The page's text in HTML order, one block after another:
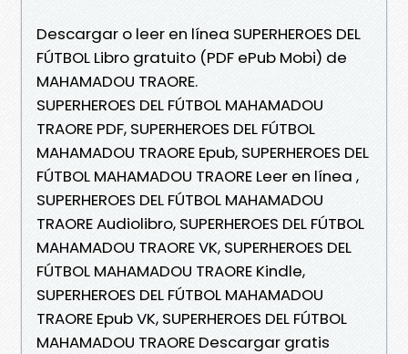
Descargar o leer en línea SUPERHEROES DEL
FÚTBOL Libro gratuito (PDF ePub Mobi) de
MAHAMADOU TRAORE.
SUPERHEROES DEL FÚTBOL MAHAMADOU
TRAORE PDF, SUPERHEROES DEL FÚTBOL
MAHAMADOU TRAORE Epub, SUPERHEROES DEL
FÚTBOL MAHAMADOU TRAORE Leer en línea ,
SUPERHEROES DEL FÚTBOL MAHAMADOU
TRAORE Audiolibro, SUPERHEROES DEL FÚTBOL
MAHAMADOU TRAORE VK, SUPERHEROES DEL
FÚTBOL MAHAMADOU TRAORE Kindle,
SUPERHEROES DEL FÚTBOL MAHAMADOU
TRAORE Epub VK, SUPERHEROES DEL FÚTBOL
MAHAMADOU TRAORE Descargar gratis